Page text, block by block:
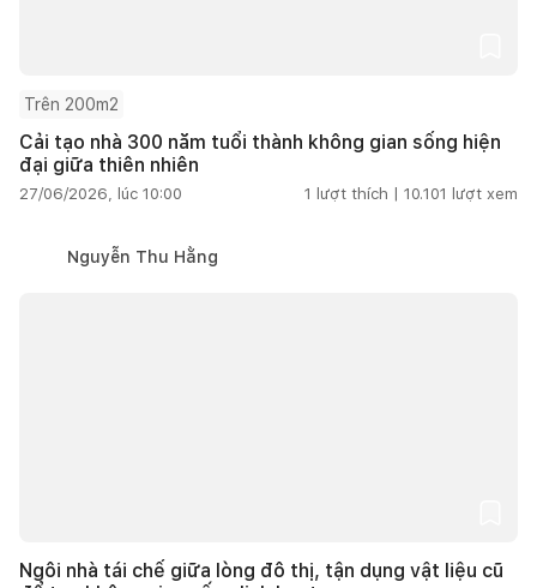
Trên 200m2
Cải tạo nhà 300 năm tuổi thành không gian sống hiện
đại giữa thiên nhiên
27/06/2026, lúc 10:00 1 lượt thích | 10.101 lượt xem
Nguyễn Thu Hằng
Ngôi nhà tái chế giữa lòng đô thị, tận dụng vật liệu cũ